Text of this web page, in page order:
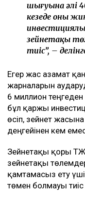
шығуына әлі
кезеңде оның
зейнетақы
тиіс”, –
Егер жас азамат
жарналарын
6 миллион
бұл қаржы
өсіп, зейнет
деңгейінен кем
Зейнетақы қоры
зейнетақы
қамтамасыз ету
төмен болмауы тиіс